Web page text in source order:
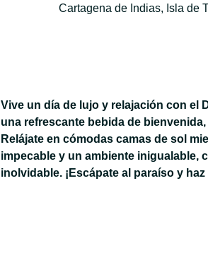
Cartagena de Indias, Isla de
Vive un día de lujo y relajación con el
una refrescante bebida de
Relájate en cómodas camas de sol
impecable y un ambiente inigualable,
inolvidable. ¡Escápate al paraíso y